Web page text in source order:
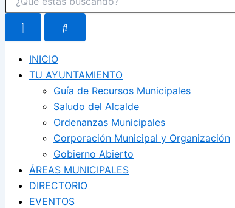
INICIO
TU AYUNTAMIENTO
Guía de Recursos Municipales
Saludo del Alcalde
Ordenanzas Municipales
Corporación Municipal y Organización
Gobierno Abierto
ÁREAS MUNICIPALES
DIRECTORIO
EVENTOS